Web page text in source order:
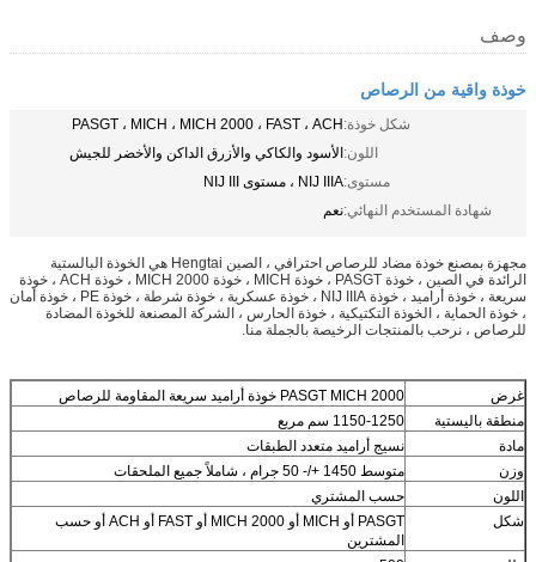
وصف
خوذة واقية من الرصاص
شكل خوذة:PASGT ، MICH ، MICH 2000 ، FAST ، ACH
اللون:الأسود والكاكي والأزرق الداكن والأخضر للجيش
مستوى:NIJ IIIA ، مستوى NIJ III
شهادة المستخدم النهائي:نعم
مجهزة بمصنع خوذة مضاد للرصاص احترافي ، الصين Hengtai هي الخوذة البالستية
الرائدة في الصين ، خوذة PASGT ، خوذة MICH ، خوذة MICH 2000 ، خوذة ACH ، خوذة
سريعة ، خوذة أراميد ، خوذة NIJ IIIA ، خوذة عسكرية ، خوذة شرطة ، خوذة PE ، خوذة أمان
، خوذة الحماية ، الخوذة التكتيكية ، خوذة الحارس ، الشركة المصنعة للخوذة المضادة
للرصاص ، نرحب بالمنتجات الرخيصة بالجملة منا.
غرض
PASGT MICH 2000 خوذة أراميد سريعة المقاومة للرصاص
منطقة باليستية
1150-1250 سم مربع
مادة
نسيج أراميد متعدد الطبقات
وزن
متوسط ​​1450 +/- 50 جرام ، شاملاً جميع الملحقات
اللون
حسب المشتري
شكل
PASGT أو MICH أو MICH 2000 أو FAST أو ACH أو حسب
المشترين